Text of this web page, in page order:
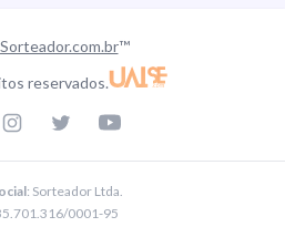
Sorteador.com.br™
reservados.
: Sorteador Ltda.
0001-95